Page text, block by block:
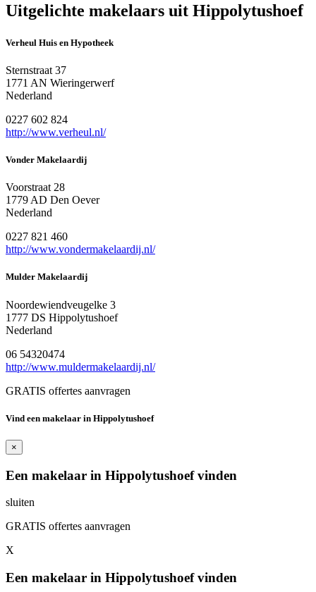
Uitgelichte makelaars uit Hippolytushoef
Verheul Huis en Hypotheek
Sternstraat 37
1771 AN Wieringerwerf
Nederland
0227 602 824
http://www.verheul.nl/
Vonder Makelaardij
Voorstraat 28
1779 AD Den Oever
Nederland
0227 821 460
http://www.vondermakelaardij.nl/
Mulder Makelaardij
Noordewiendveugelke 3
1777 DS Hippolytushoef
Nederland
06 54320474
http://www.muldermakelaardij.nl/
GRATIS offertes aanvragen
Vind een makelaar in Hippolytushoef
×
Een makelaar in Hippolytushoef vinden
sluiten
GRATIS offertes aanvragen
X
Een makelaar in Hippolytushoef vinden